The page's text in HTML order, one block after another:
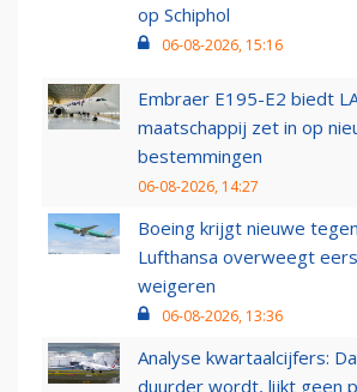
op Schiphol
06-08-2026, 15:16
Embraer E195-E2 biedt
maatschappij zet in op
bestemmingen
06-08-2026, 14:27
Boeing krijgt nieuwe
Lufthansa overweegt
weigeren
06-08-2026, 13:36
Analyse kwartaalcijfers:
duurder wordt, lijkt geen